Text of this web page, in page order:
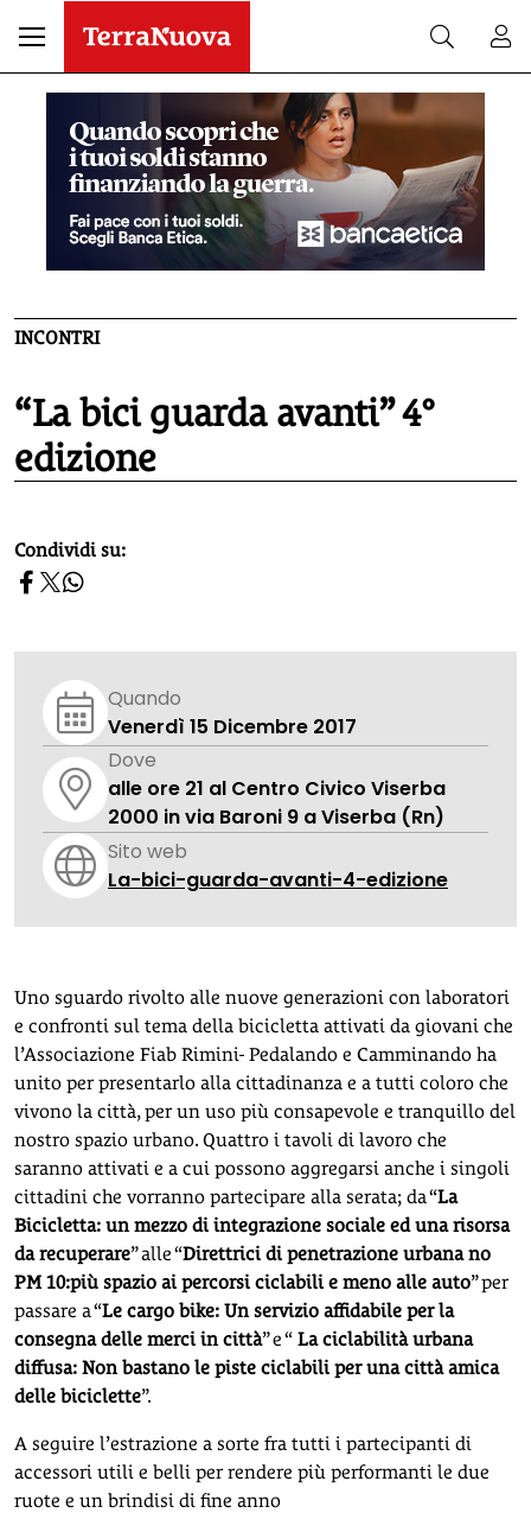
INCONTRI
“La bici guarda avanti” 4°
edizione
homepage h2
Condividi su:
Quando
Venerdì 15 Dicembre 2017
Dove
alle ore 21 al Centro Civico Viserba
2000 in via Baroni 9 a Viserba (Rn)
Sito web
La-bici-guarda-avanti-4-edizione
Uno sguardo rivolto alle nuove generazioni con laboratori
e confronti sul tema della bicicletta attivati da giovani che
l’Associazione Fiab Rimini- Pedalando e Camminando ha
unito per presentarlo alla cittadinanza e a tutti coloro che
vivono la città, per un uso più consapevole e tranquillo del
nostro spazio urbano. Quattro i tavoli di lavoro che
saranno attivati e a cui possono aggregarsi anche i singoli
cittadini che vorranno partecipare alla serata; da “La
Bicicletta: un mezzo di integrazione sociale ed una risorsa
da recuperare” alle “Direttrici di penetrazione urbana no
PM 10:più spazio ai percorsi ciclabili e meno alle auto” per
passare a “Le cargo bike: Un servizio affidabile per la
consegna delle merci in città” e “ La ciclabilità urbana
diffusa: Non bastano le piste ciclabili per una città amica
delle biciclette”.
A seguire l’estrazione a sorte fra tutti i partecipanti di
accessori utili e belli per rendere più performanti le due
ruote e un brindisi di fine anno